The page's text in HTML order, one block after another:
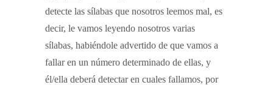
detecte las sílabas que nosotros leemos mal, es
decir, le vamos leyendo nosotros varias
sílabas, habiéndole advertido de que vamos a
fallar en un número determinado de ellas, y
él/ella deberá detectar en cuales fallamos, por